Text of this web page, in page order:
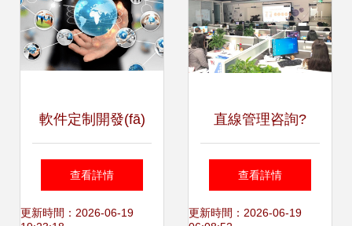
軟件定制開發(fā)
與軟件咨詢 企業
(yè)數(shù)字化轉
查看詳情
更新時間：2026-06-19
直線管理咨詢?
yōu)榘踩A光電做
第一期員工技能提
查看詳情
更新時間：2026-06-19